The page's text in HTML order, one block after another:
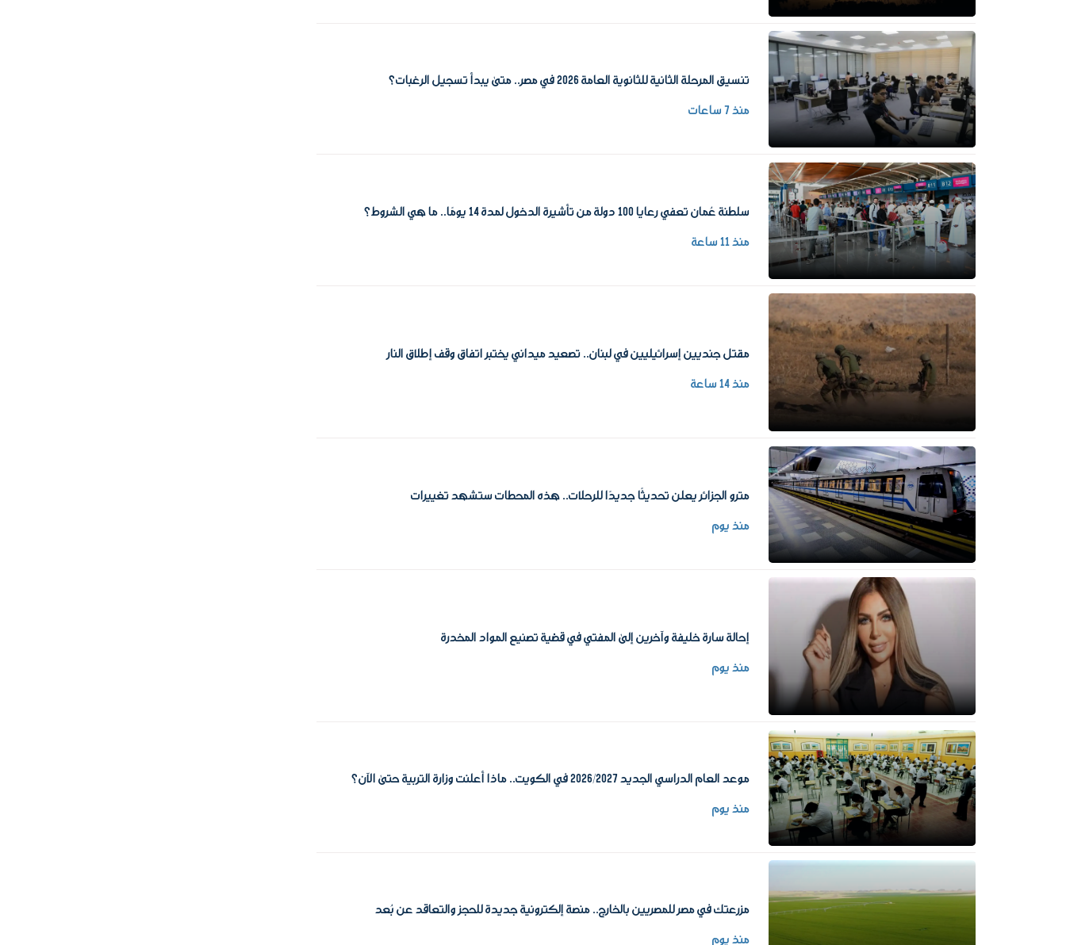
تنسيق المرحلة الثانية للثانوية العامة 2026 في مصر.. متى يبدأ تسجيل الرغبات؟
منذ 7 ساعات
سلطنة عُمان تعفي رعايا 100 دولة من تأشيرة الدخول لمدة 14 يومًا.. ما هي الشروط؟
منذ 11 ساعة
مقتل جنديين إسرائيليين في لبنان.. تصعيد ميداني يختبر اتفاق وقف إطلاق النار
منذ 14 ساعة
مترو الجزائر يعلن تحديثًا جديدًا للرحلات.. هذه المحطات ستشهد تغييرات
منذ يوم
إحالة سارة خليفة وآخرين إلى المفتي في قضية تصنيع المواد المخدرة
منذ يوم
موعد العام الدراسي الجديد 2026/2027 في الكويت.. ماذا أعلنت وزارة التربية حتى الآن؟
منذ يوم
مزرعتك في مصر للمصريين بالخارج.. منصة إلكترونية جديدة للحجز والتعاقد عن بُعد
منذ يوم